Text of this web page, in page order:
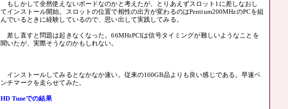
もしかして全然使えないボードなのかと考えたが、とりあえずスロット1に差しなおし
てインストール開始。スロットの位置で相性の出方が変わるのはPentium200MHzのPCを組
んでいるときに経験しているので、思い出して実践してみる。
差し直すと問題は起きなくなった。66MHzPCIは信号タイミングが難しいようなことを
聞いたが、実際そうなのかもしれない。
インストールしてみるとなかなか速い。従来の160GB品よりも良い感じである。早速ベ
ンチマークを走らせてみた。
HD Tuneでの結果